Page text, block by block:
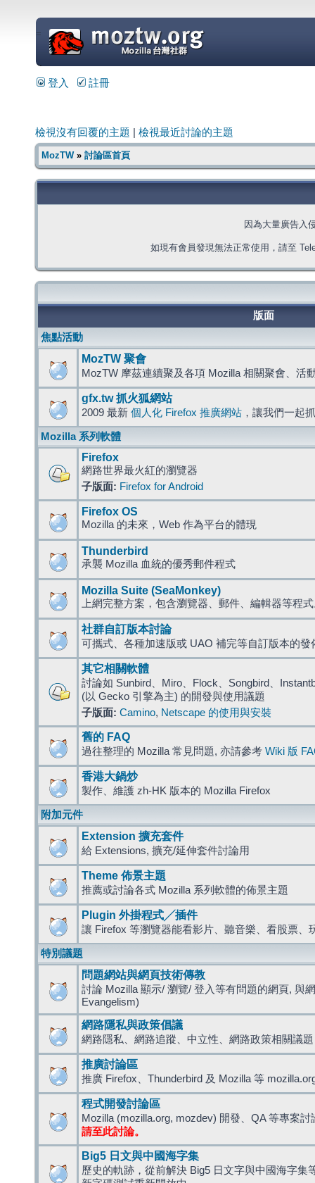
=
登入 註冊
檢視沒有回覆的主題 檢視最近討論的主題
MozTW» 討論區首頁
因為大量廣告入
如現有會員發現無法正常使用，請至
版面
焦點活動
MozTW 聚會
MozTW 摩茲連續聚及各項 Mozilla 相關聚會、活
gfx.tw 抓火狐網站
2009 最新 個人化 Firefox 推廣網站 ，讓我們一起
Mozilla 系列軟體
Firefox
網路世界最火紅的瀏覽器
子版面: Firefox for Android
Firefox OS
Mozilla 的未來，Web 作為平台的體現
Thunderbird
承襲 Mozilla 血統的優秀郵件程式
Mozilla Suite (SeaMonkey)
上網完整方案，包含瀏覽器、郵件、編輯器等程
社群自訂版本討論
可攜式、各種加速版或 UAO 補完等自訂版本的發
其它相關軟體
討論如 Sunbird、Miro、Flock、Songbird、
(以 Gecko 引擎為主) 的開發與使用議題
子版面: Camino, Netscape 的使用與安裝
舊的 FAQ
過往整理的 Mozilla 常見問題, 亦請參考 Wiki 版
香港大鍋炒
製作、維護 zh-HK 版本的 Mozilla Firefox
附加元件
Extension 擴充套件
給 Extensions, 擴充/延伸套件討論用
Theme 佈景主題
推薦或討論各式 Mozilla 系列軟體的佈景主題
Plugin 外掛程式╱插件
讓 Firefox 等瀏覽器能看影片、聽音樂、看股票、
特別議題
問題網站與網頁技術傳教
討論 Mozilla 顯示/ 瀏覽/ 登入等有問題的網頁, 與
Evangelism)
網路隱私與政策倡議
網路隱私、網路追蹤、中立性、網路政策相關議題
推廣討論區
推廣 Firefox、Thunderbird 及 Mozilla 等
程式開發討論區
Mozilla (mozilla.org, mozdev) 開發、QA 等專案討
請至此討論。
Big5 日文與中國海字集
歷史的軌跡，從前解決 Big5 日文字與中國海字集